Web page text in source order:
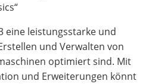
eine leistungsstarke und
und Verwalten von
optimiert sind. Mit
und Erweiterungen könnt